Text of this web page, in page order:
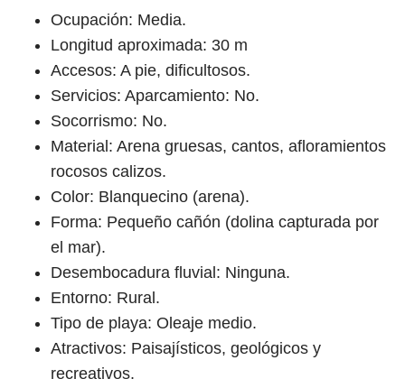
Ocupación: Media.
Longitud aproximada: 30 m
Accesos: A pie, dificultosos.
Servicios: Aparcamiento: No.
Socorrismo: No.
Material: Arena gruesas, cantos, afloramientos
rocosos calizos.
Color: Blanquecino (arena).
Forma: Pequeño cañón (dolina capturada por
el mar).
Desembocadura fluvial: Ninguna.
Entorno: Rural.
Tipo de playa: Oleaje medio.
Atractivos: Paisajísticos, geológicos y
recreativos.